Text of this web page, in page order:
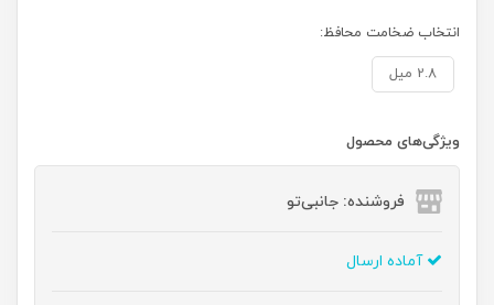
انتخاب ضخامت محافظ:
2.8 میل
ویژگی‌های محصول
فروشنده: جانبی‌تو
آماده ارسال